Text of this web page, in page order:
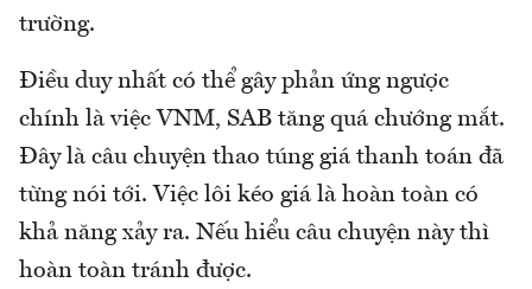
trường.
Điều duy nhất có thể gây phản ứng ngược
chính là việc VNM, SAB tăng quá chướng mắt.
Đây là câu chuyện thao túng giá thanh toán đã
từng nói tới. Việc lôi kéo giá là hoàn toàn có
khả năng xảy ra. Nếu hiểu câu chuyện này thì
hoàn toàn tránh được.